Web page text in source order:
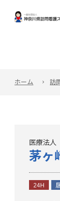
ホーム 訪
医療法
茅ヶ
24H